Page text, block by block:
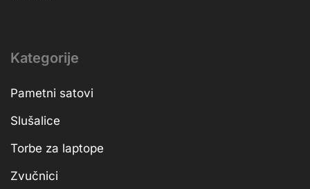
Kategorije
Pametni satovi
Slušalice
Torbe za laptope
Zvučnici